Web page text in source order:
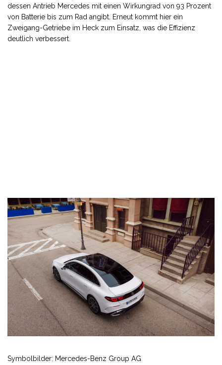
dessen Antrieb Mercedes mit einen Wirkungrad von 93 Prozent
von Batterie bis zum Rad angibt. Erneut kommt hier ein
Zweigang-Getriebe im Heck zum Einsatz, was die Effizienz
deutlich verbessert.
Symbolbilder: Mercedes-Benz Group AG